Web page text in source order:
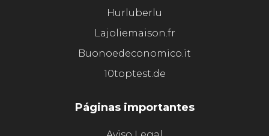
Hurluberlu
Lajoliemaison.fr
Buonoedeconomico.it
10toptest.de
Páginas importantes